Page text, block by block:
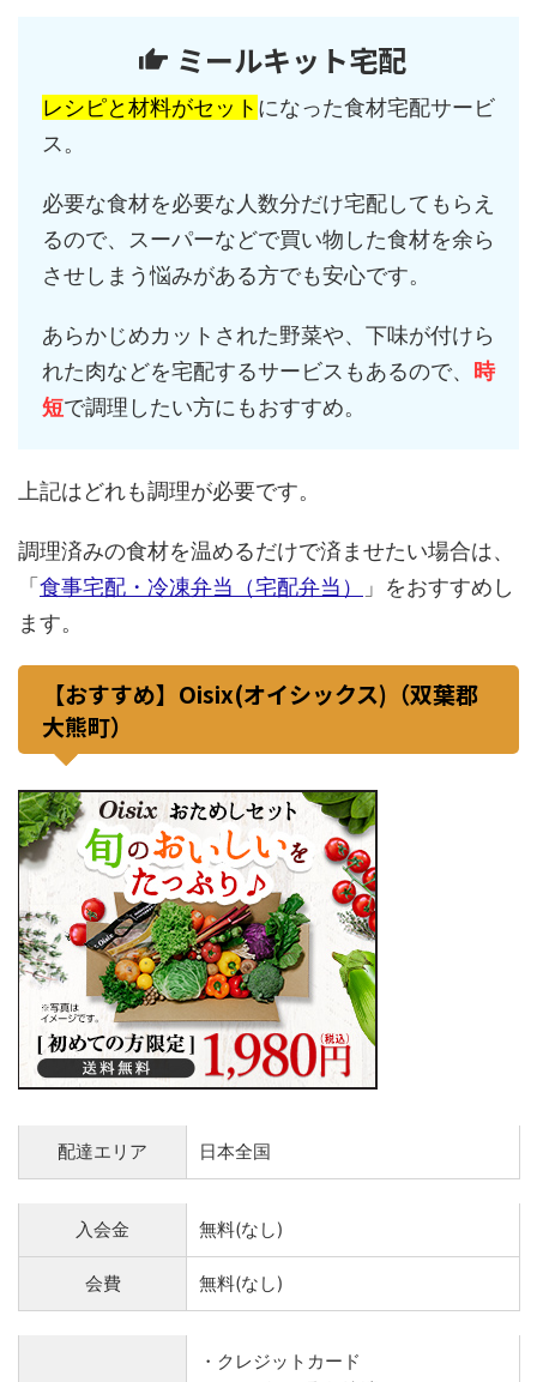
ミールキット宅配
レシピと材料がセット になった食材宅配サービ
ス。
必要な食材を必要な人数分だけ宅配してもらえ
るので、スーパーなどで買い物した食材を余ら
させしまう悩みがある方でも安心です。
あらかじめカットされた野菜や、下味が付けら
れた肉などを宅配するサービスもあるので、
時
短で調理したい方にもおすすめ。
上記はどれも調理が必要です。
調理済みの食材を温めるだけで済ませたい場合は、
「 食事宅配・冷凍弁当（宅配弁当）
」をおすすめし
ます。
【おすすめ】Oisix(オイシックス)（双葉郡
大熊町）
配達エリア 日本全国
入会金 無料(なし)
会費 無料(なし)
・クレジットカード